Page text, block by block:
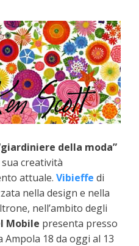
della moda”
creatività
attuale. Vibieffe di
nella design e nella
nell’ambito degli
Mobile presenta presso
Ampola 18 da oggi al 13